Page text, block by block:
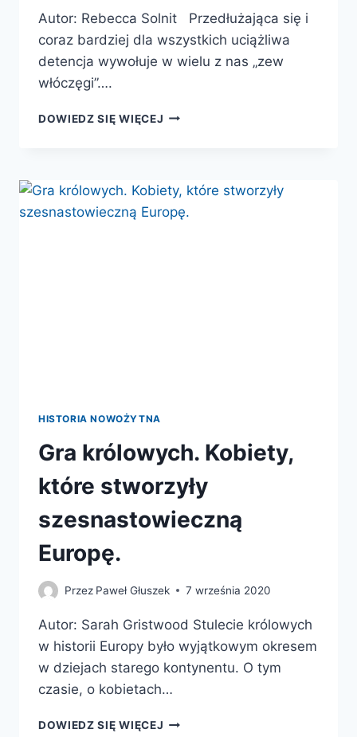
Autor: Rebecca Solnit Przedłużająca się i
coraz bardziej dla wszystkich uciążliwa
detencja wywołuje w wielu z nas „zew
włóczęgi”….
DOWIEDZ SIĘ WIĘCEJ ZEW
HISTORIA NOWOŻYTNA
Gra królowych. Kobiety,
które stworzyły
szesnastowieczną
Europę.
Przez Paweł Głuszek 7 września 2020
Autor: Sarah Gristwood Stulecie królowych
w historii Europy było wyjątkowym okresem
w dziejach starego kontynentu. O tym
czasie, o kobietach…
DOWIEDZ SIĘ WIĘCEJ GRA